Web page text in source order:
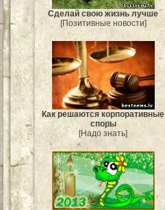
Сделай свою жизнь лучше
[Позитивные новости]
Как решаются корпоративные
споры
[Надо знать]